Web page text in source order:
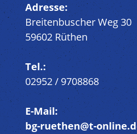
Adresse:
Breitenbuscher Weg 30
59602 Rüthen
Tel.:
02952 / 9708868
E-Mail:
bg-ruethen@t-